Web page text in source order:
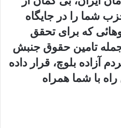
شما را در جایگاه
که برای تحقق
جمله تامین حقوق جنبش
آزاده بلوچ، قرار داده
با شما همراه